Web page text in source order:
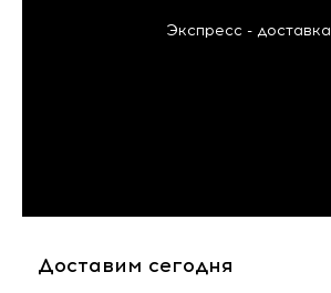
Экспресс - доставка
Доставим сегодня